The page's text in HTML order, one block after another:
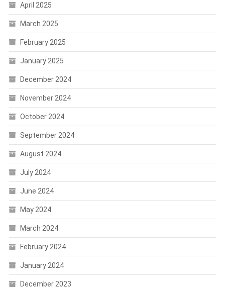
April 2025
March 2025
February 2025
January 2025
December 2024
November 2024
October 2024
September 2024
August 2024
July 2024
June 2024
May 2024
March 2024
February 2024
January 2024
December 2023